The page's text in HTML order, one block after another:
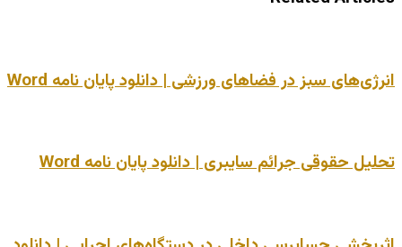
انرژی‌های سبز در فضاهای ورزشی | دانلود پایان نامه Word
تحلیل حقوقی جرائم سایبری | دانلود پایان نامه Word